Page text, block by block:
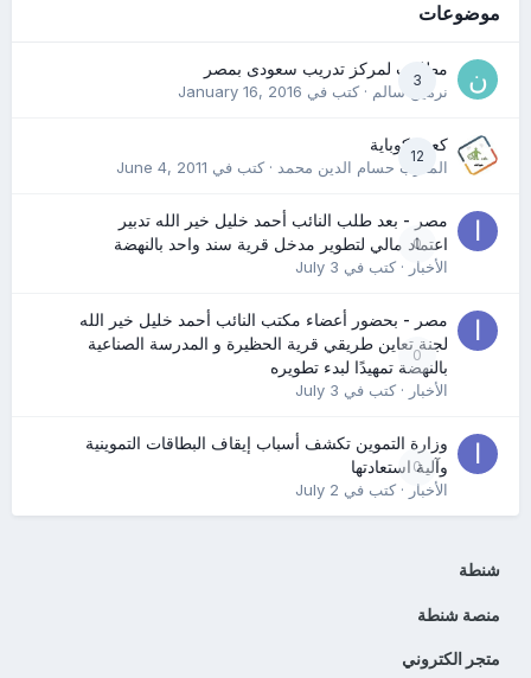
موضوعات
3
مطلوب لمركز تدريب سعودى بمصر
نرمين سالم· كتب في January 16, 2016
12
كعب كوباية
المدرب حسام الدين محمد· كتب في June 4, 2011
0
مصر - بعد طلب النائب أحمد خليل خير الله تدبير
اعتماد مالي لتطوير مدخل قرية سند واحد بالنهضة
الأخبار· كتب في July 3
0
مصر - بحضور أعضاء مكتب النائب أحمد خليل خير الله
لجنة تعاين طريقي قرية الحظيرة و المدرسة الصناعية
بالنهضة تمهيدًا لبدء تطويره
الأخبار· كتب في July 3
0
وزارة التموين تكشف أسباب إيقاف البطاقات التموينية
وآلية استعادتها
الأخبار· كتب في July 2
شنطة
منصة شنطة
متجر الكتروني